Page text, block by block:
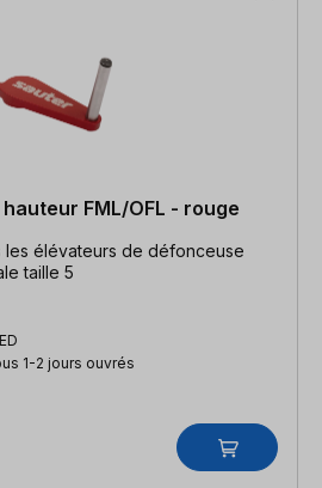
FML/OFL - rouge
les élévateurs de défonceuse
taille 5
1-2 jours ouvrés